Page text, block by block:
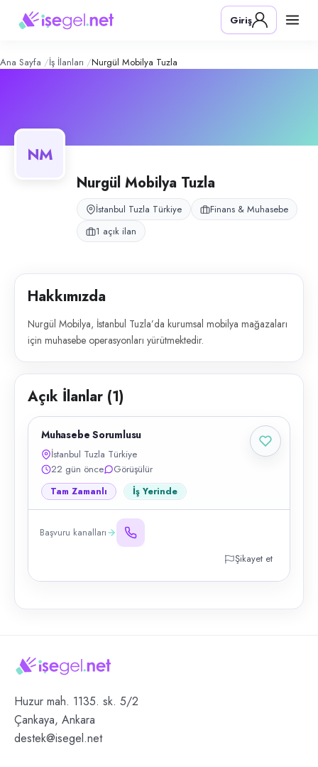
Mobilya Tuzla – Şirket Profili
Konum:
Nurgül Mobilya, İstanbul Tuzla’da kurumsal mobilya mağazaları için
Giriş
Ana Sayfa İş İlanları Nurgül Mobilya Tuzla
NM
Nurgül Mobilya Tuzla
İstanbul Tuzla Türkiye
Finans & Muhasebe
1 açık ilan
Hakkımızda
Nurgül Mobilya, İstanbul Tuzla’da kurumsal mobilya mağazaları
için muhasebe operasyonları yürütmektedir.
Açık İlanlar (1)
Muhasebe Sorumlusu
İstanbul Tuzla Türkiye
22 gün önce
Görüşülür
Tam Zamanlı İş Yerinde
Başvuru kanalları
Şikayet et
Huzur mah. 1135. sk. 5/2
Çankaya, Ankara
destek@isegel.net